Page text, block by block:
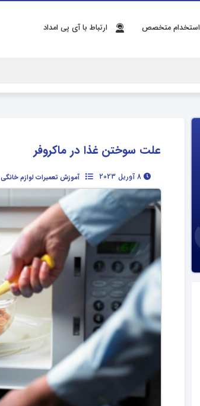
استخدام متخصص ارتباط با آی پی امداد
علت سوختن غذا در ماکروفر
8 آوریل 2023 آموزش تعمیرات لوازم خانگی